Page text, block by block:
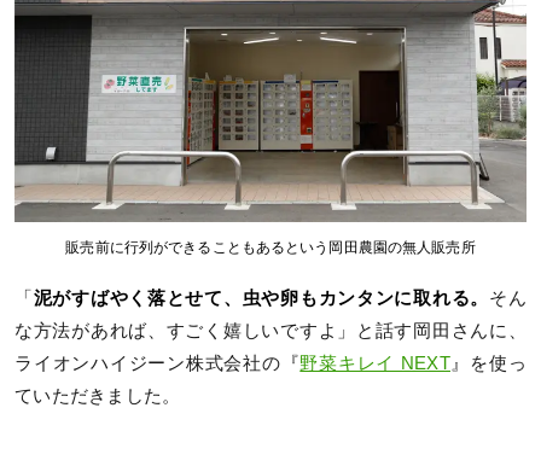
販売前に行列ができることもあるという岡田農園の無人販売所
「 泥がすばやく落とせて、虫や卵もカンタンに取れる。 そん
な方法があれば、すごく嬉しいですよ」と話す岡田さんに、
ライオンハイジーン株式会社の『野菜キレイ NEXT』を使っ
ていただきました。